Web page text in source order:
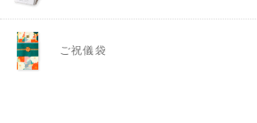
ご祝儀袋